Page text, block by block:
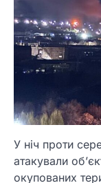
У ніч проти
атакували
окупованих